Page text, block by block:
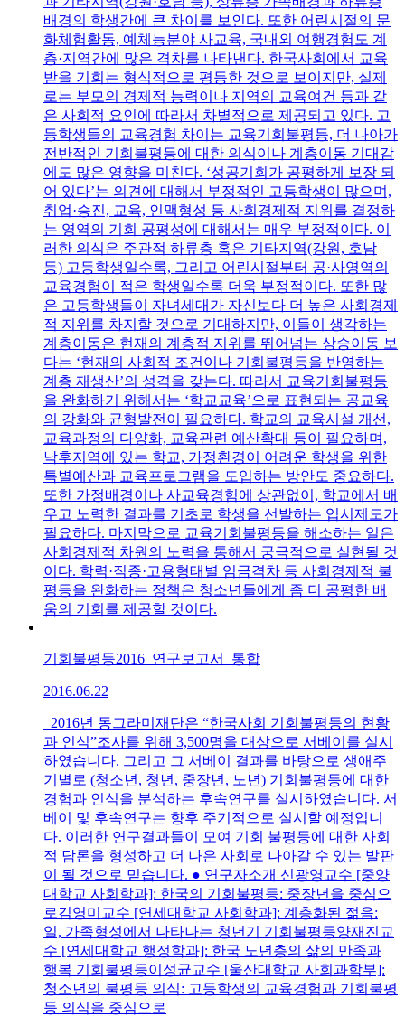
배경의 학생간에 큰 차이를 보인다. 또한 어린시절의 문
화체험활동, 예체능분야 사교육, 국내외 여행경험도 계
층·지역간에 많은 격차를 나타낸다. 한국사회에서 교육
받을 기회는 형식적으로 평등한 것으로 보이지만, 실제
로는 부모의 경제적 능력이나 지역의 교육여건 등과 같
은 사회적 요인에 따라서 차별적으로 제공되고 있다. 고
등학생들의 교육경험 차이는 교육기회불평등, 더 나아가
전반적인 기회불평등에 대한 의식이나 계층이동 기대감
에도 많은 영향을 미친다. ‘성공기회가 공평하게 보장 되
어 있다’는 의견에 대해서 부정적인 고등학생이 많으며,
취업·승진, 교육, 인맥형성 등 사회경제적 지위를 결정하
는 영역의 기회 공평성에 대해서는 매우 부정적이다. 이
러한 의식은 주관적 하류층 혹은 기타지역(강원, 호남
등) 고등학생일수록, 그리고 어린시절부터 공·사영역의
교육경험이 적은 학생일수록 더욱 부정적이다. 또한 많
은 고등학생들이 자녀세대가 자신보다 더 높은 사회경제
적 지위를 차지할 것으로 기대하지만, 이들이 생각하는
계층이동은 현재의 계층적 지위를 뛰어넘는 상승이동 보
다는 ‘현재의 사회적 조건이나 기회불평등을 반영하는
계층 재생산’의 성격을 갖는다. 따라서 교육기회불평등
을 완화하기 위해서는 ‘학교교육’으로 표현되는 공교육
의 강화와 균형발전이 필요하다. 학교의 교육시설 개선,
교육과정의 다양화, 교육관련 예산확대 등이 필요하며,
낙후지역에 있는 학교, 가정환경이 어려운 학생을 위한
특별예산과 교육프로그램을 도입하는 방안도 중요하다.
또한 가정배경이나 사교육경험에 상관없이, 학교에서 배
우고 노력한 결과를 기초로 학생을 선발하는 입시제도가
필요하다. 마지막으로 교육기회불평등을 해소하는 일은
사회경제적 차원의 노력을 통해서 궁극적으로 실현될 것
이다. 학력·직종·고용형태별 임금격차 등 사회경제적 불
평등을 완화하는 정책은 청소년들에게 좀 더 공평한 배
움의 기회를 제공할 것이다.
기회불평등2016_연구보고서_통합
2016.06.22
2016년 동그라미재단은 “한국사회 기회불평등의 현황
과 인식”조사를 위해 3,500명을 대상으로 서베이를 실시
하였습니다. 그리고 그 서베이 결과를 바탕으로 생애주
기별로 (청소년, 청년, 중장년, 노년) 기회불평등에 대한
경험과 인식을 분석하는 후속연구를 실시하였습니다. 서
베이 및 후속연구는 향후 주기적으로 실시할 예정입니
다. 이러한 연구결과들이 모여 기회 불평등에 대한 사회
적 담론을 형성하고 더 나은 사회로 나아갈 수 있는 발판
이 될 것으로 믿습니다. ● 연구자소개 신광영교수 [중양
대학교 사회학과]: 한국의 기회불평등: 중장년을 중심으
로김영미교수 [연세대학교 사회학과]: 계층화된 젊음:
일, 가족형성에서 나타나는 청년기 기회불평등양재진교
수 [연세대학교 행정학과]: 한국 노년층의 삶의 만족과
행복 기회불평등이성균교수 [울산대학교 사회과학부]:
청소년의 불평등 의식: 고등학생의 교육경험과 기회불평
등 의식을 중심으로